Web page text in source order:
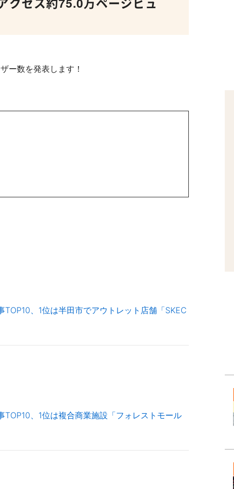
ー数を発表します！
、1位は半田市でアウトレット店舗「SKEC
、1位は複合商業施設「フォレストモール